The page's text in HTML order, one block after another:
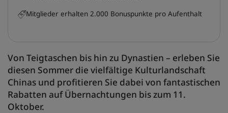
Von Teigtaschen bis hin zu Dynastien – erleben Sie
diesen Sommer die vielfältige Kulturlandschaft
Chinas und profitieren Sie dabei von fantastischen
Rabatten auf Übernachtungen bis zum 11.
Oktober.
Mitglieder erhalten 2.000 Bonuspunkte pro Aufenthalt